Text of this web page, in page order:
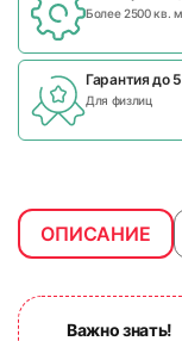
Более 2500 кв. м
Гарантия до
Для физлиц
ОПИСАНИЕ
Важно знать!